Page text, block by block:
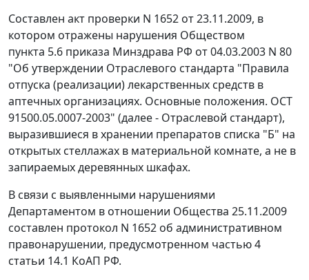
Составлен акт проверки N 1652 от 23.11.2009, в
котором отражены нарушения Обществом
пункта 5.6 приказа Минздрава РФ от 04.03.2003 N 80
"Об утверждении Отраслевого стандарта "Правила
отпуска (реализации) лекарственных средств в
аптечных организациях. Основные положения. ОСТ
91500.05.0007-2003" (далее - Отраслевой стандарт),
выразившиеся в хранении препаратов списка "Б" на
открытых стеллажах в материальной комнате, а не в
запираемых деревянных шкафах.
В связи с выявленными нарушениями
Департаментом в отношении Общества 25.11.2009
составлен протокол N 1652 об административном
правонарушении, предусмотренном частью 4
статьи 14.1 КоАП РФ.